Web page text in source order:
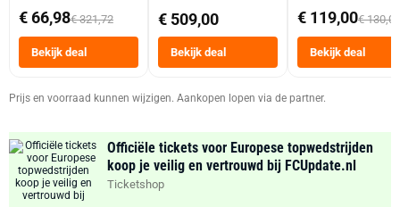
abonnement
€ 66,98€ 321,72
Bekijk deal
€ 509,00
Bekijk deal
Dubbele Mand 9
Tot 6 Personen
Heteluchtfriteuse
Zwart
€ 119,00€ 130,00
Bekijk deal
Prijs en voorraad kunnen wijzigen. Aankopen lopen via de partner.
Officiële tickets voor Europese topwedstrijden
koop je veilig en vertrouwd bij FCUpdate.nl
Ticketshop